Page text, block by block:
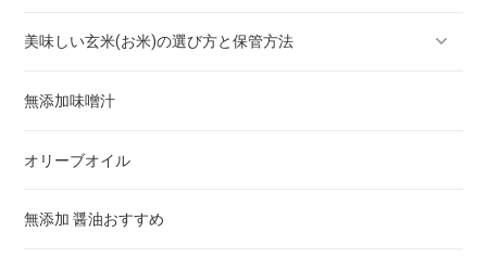
ネギ
レタス
じゃがいも
大根
フキ
全く洗わない！BG無洗米 お試し 送料無料
新米 無洗米の炊き方と水加減！全く洗わないBG無洗米
美味しい玄米(お米)の選び方と保管方法
玄米のおいしい炊き方
無添加味噌汁
オリーブオイル
無添加 醤油おすすめ